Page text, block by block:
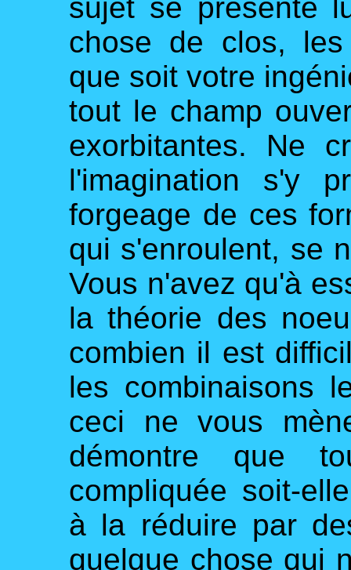
sujet se présente
chose de clos,
que soit votre
tout le champ
exorbitantes. Ne
l'imagination s'y
forgeage de ces
qui s'enroulent, se
Vous n'avez qu'à
la théorie des
combien il est
les combinaisons
ceci ne vous
démontre que
compliquée soit-
à la réduire par
quelque chose qui